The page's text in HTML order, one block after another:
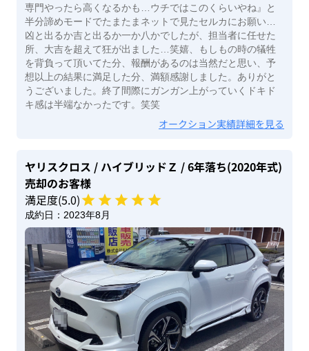
専門やったら高くなるかも…ウチではこのくらいやね』と
半分諦めモードでたまたまネットで見たセルカにお願い…
凶と出るか吉と出るか一か八かでしたが、担当者に任せた
所、大吉を超えて狂が出ました…笑嬉、もしもの時の犠牲
を背負って頂いてた分、報酬があるのは当然だと思い、予
想以上の結果に満足した分、満額感謝しました。ありがと
うございました。終了間際にガンガン上がっていくドキド
キ感は半端なかったです。笑笑
オークション実績詳細を見る
ヤリスクロス / ハイブリッドＺ / 6年落ち(2020年式)
売却のお客様
満足度(5.0)
成約日： 2023年8月